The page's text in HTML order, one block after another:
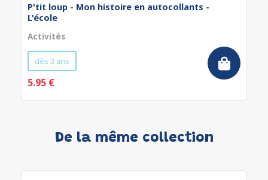
P'tit loup - Mon histoire en autocollants -
L'école
Activités
dès 3 ans
5.95 €
De la même collection